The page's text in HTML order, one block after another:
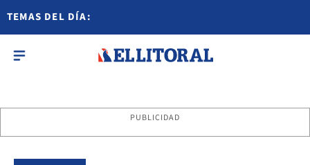
TEMAS DEL DÍA:
PUBLICIDAD